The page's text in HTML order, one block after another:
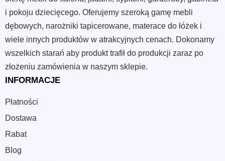
i pokoju dziecięcego. Oferujemy szeroką gamę mebli
dębowych, narożniki tapicerowane, materace do łóżek i
wiele innych produktów w atrakcyjnych cenach. Dokonamy
wszelkich starań aby produkt trafił do produkcji zaraz po
złożeniu zamówienia w naszym sklepie.
INFORMACJE
Płatności
Dostawa
Rabat
Blog